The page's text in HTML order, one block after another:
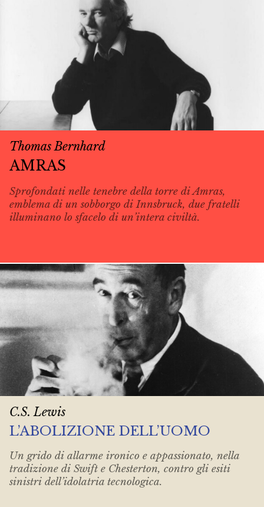
Thomas Bernhard
AMRAS
Sprofondati nelle tenebre della torre di Amras,
emblema di un sobborgo di Innsbruck, due fratelli
illuminano lo sfacelo di un’intera civiltà.
C.S. Lewis
L’ABOLIZIONE DELL’UOMO
Un grido di allarme ironico e appassionato, nella
tradizione di Swift e Chesterton, contro gli esiti
sinistri dell’idolatria tecnologica.